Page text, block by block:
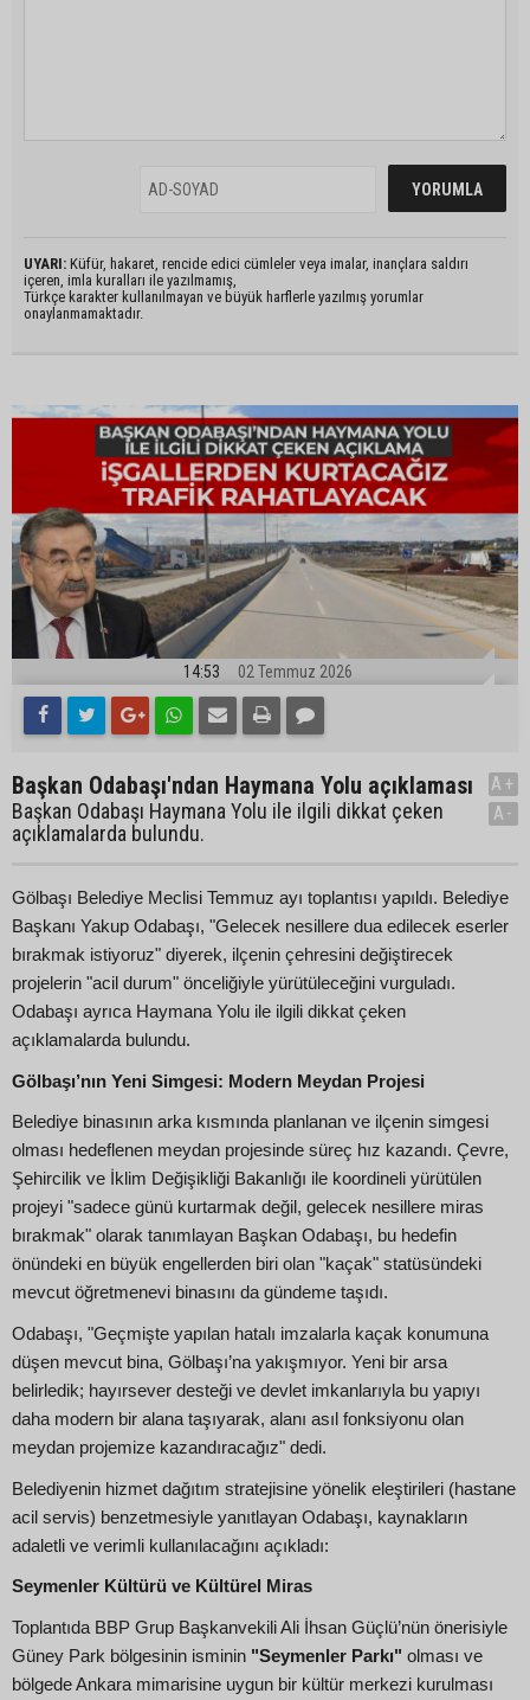
UYARI: Küfür, hakaret, rencide edici cümleler veya imalar, inançlara saldırı
içeren, imla kuralları ile yazılmamış,
Türkçe karakter kullanılmayan ve büyük harflerle yazılmış yorumlar
onaylanmamaktadır.
14:53 02 Temmuz 2026
Başkan Odabaşı'ndan Haymana Yolu açıklaması
Başkan Odabaşı Haymana Yolu ile ilgili dikkat çeken
açıklamalarda bulundu.
A+
A-
Gölbaşı Belediye Meclisi Temmuz ayı toplantısı yapıldı. Belediye
Başkanı Yakup Odabaşı, "Gelecek nesillere dua edilecek eserler
bırakmak istiyoruz" diyerek, ilçenin çehresini değiştirecek
projelerin "acil durum" önceliğiyle yürütüleceğini vurguladı.
Odabaşı ayrıca Haymana Yolu ile ilgili dikkat çeken
açıklamalarda bulundu.
Gölbaşı’nın Yeni Simgesi: Modern Meydan Projesi
Belediye binasının arka kısmında planlanan ve ilçenin simgesi
olması hedeflenen meydan projesinde süreç hız kazandı. Çevre,
Şehircilik ve İklim Değişikliği Bakanlığı ile koordineli yürütülen
projeyi "sadece günü kurtarmak değil, gelecek nesillere miras
bırakmak" olarak tanımlayan Başkan Odabaşı, bu hedefin
önündeki en büyük engellerden biri olan "kaçak" statüsündeki
mevcut öğretmenevi binasını da gündeme taşıdı.
Odabaşı, "Geçmişte yapılan hatalı imzalarla kaçak konumuna
düşen mevcut bina, Gölbaşı’na yakışmıyor. Yeni bir arsa
belirledik; hayırsever desteği ve devlet imkanlarıyla bu yapıyı
daha modern bir alana taşıyarak, alanı asıl fonksiyonu olan
meydan projemize kazandıracağız" dedi.
Belediyenin hizmet dağıtım stratejisine yönelik eleştirileri (hastane
acil servis) benzetmesiyle yanıtlayan Odabaşı, kaynakların
adaletli ve verimli kullanılacağını açıkladı:
Seymenler Kültürü ve Kültürel Miras
Toplantıda BBP Grup Başkanvekili Ali İhsan Güçlü’nün önerisiyle
Güney Park bölgesinin isminin "Seymenler Parkı" olması ve
bölgede Ankara mimarisine uygun bir kültür merkezi kurulması